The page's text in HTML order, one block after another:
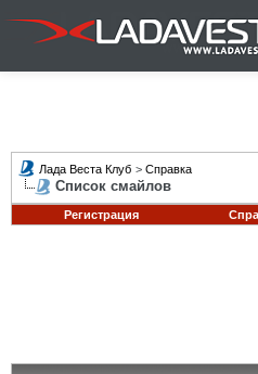
Лада Веста Клуб > Справка
Список смайлов
Регистрация